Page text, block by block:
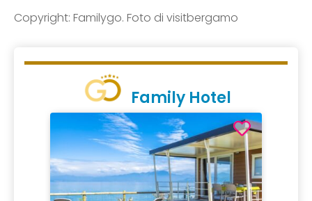
Copyright: Familygo. Foto di visitbergamo
Family Hotel